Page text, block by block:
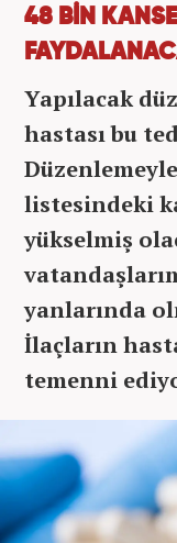
48 BİN
Yapılacak
hastası bu
listesindeki
yükselmiş
yanlarında
İlaçların
temenni